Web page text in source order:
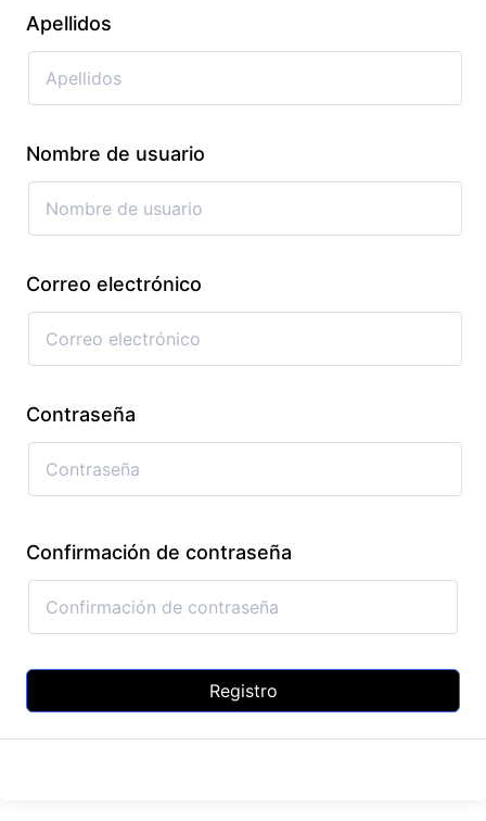
Apellidos
Nombre de usuario
Correo electrónico
Contraseña
Confirmación de contraseña
Registro